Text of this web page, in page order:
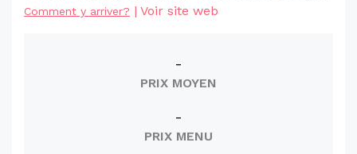
Comment y arriver? | Voir site web
-
PRIX MOYEN
-
PRIX MENU